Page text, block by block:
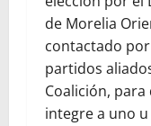
de Morelia
contactado
partidos
Coalición, para
integre a uno